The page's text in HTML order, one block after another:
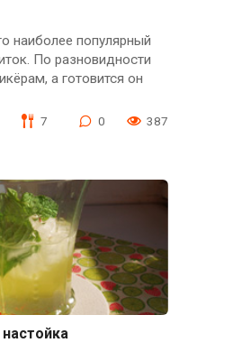
наиболее популярный
По разновидности
а готовится он
7 0 387